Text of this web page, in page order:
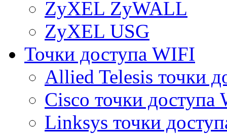
ZyXEL ZyWALL
ZyXEL USG
Точки доступа WIFI
Allied Telesis точки
Cisco точки доступа
Linksys точки